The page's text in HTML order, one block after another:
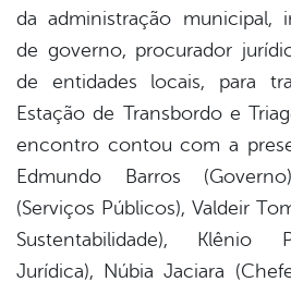
da administração municipal,
de governo, procurador
de entidades locais, para
Estação de Transbordo e
encontro contou com a
Edmundo Barros
(Serviços Públicos), Valdeir
Sustentabilidade), Klênio
Jurídica), Núbia Jaciara